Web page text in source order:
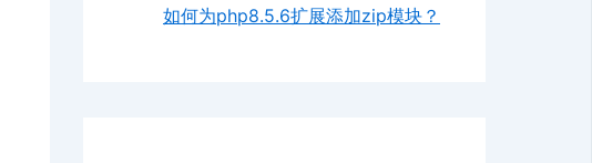
如何为php8.5.6扩展添加zip模块？